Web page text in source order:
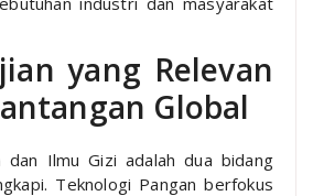
yang Relevan
Global
dan Ilmu Gizi adalah dua bidang
Teknologi Pangan berfokus